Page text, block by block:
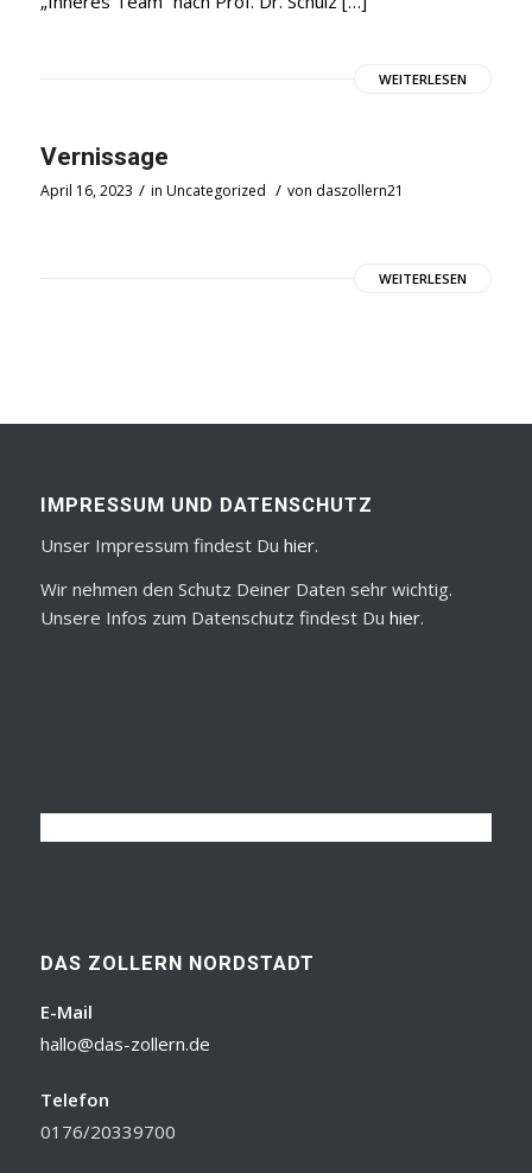
WEITERLESEN
Vernissage
April 16, 2023 / in Uncategorized / von daszollern21
WEITERLESEN
IMPRESSUM UND DATENSCHUTZ
Unser Impressum findest Du hier.
Wir nehmen den Schutz Deiner Daten sehr wichtig.
Unsere Infos zum Datenschutz findest Du hier.
DAS ZOLLERN NORDSTADT
E-Mail
hallo@das-zollern.de
Telefon
0176/20339700